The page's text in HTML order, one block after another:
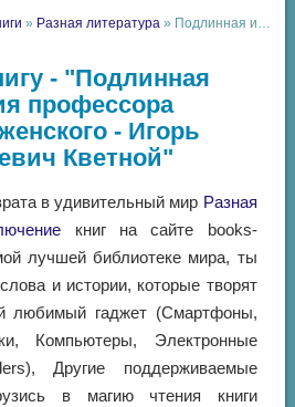
» Разная литература » Подлинная история профессора Преображенского - Игорь Моисеевич Кветной
- "Подлинная
профессора
- Игорь
Кветной"
в удивительный мир Разная
книг на сайте books-
лучшей библиотеке мира, ты
и истории, которые творят
любимый гаджет (Смартфоны,
Компьютеры, Электронные
Другие поддерживаемые
в магию чтения книги